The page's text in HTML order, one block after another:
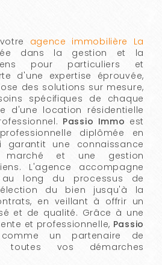
agence immobilière La
dans la gestion et la
pour particuliers et
d'une expertise éprouvée,
des solutions sur mesure,
spécifiques de chaque
d'une location résidentielle
Passio Immo est
diplômée en
garantit une connaissance
marché et une gestion
L'agence accompagne
long du processus de
du bien jusqu'à la
en veillant à offrir un
et de qualité. Grâce à une
et professionnelle, Passio
un partenaire de
toutes vos démarches